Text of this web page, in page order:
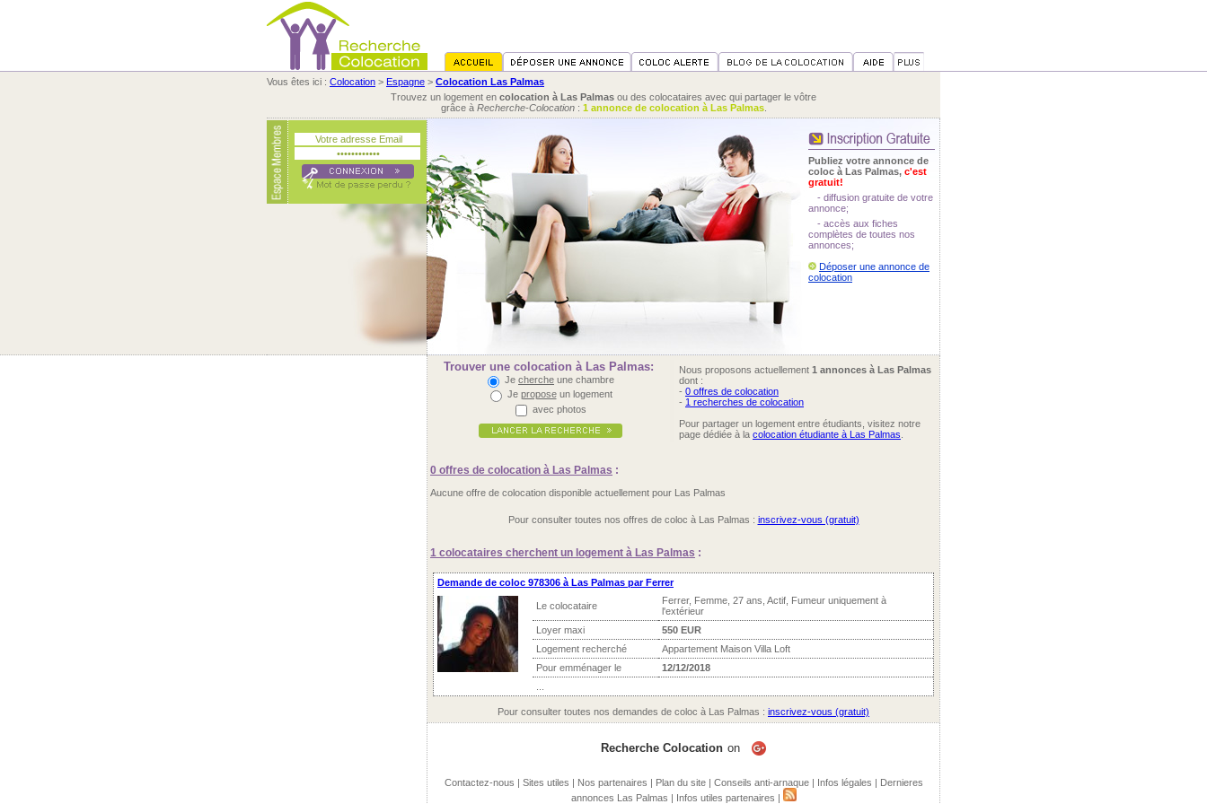
Vous êtes ici : Colocation > Espagne > Colocation Las Palmas
Trouvez un logement en colocation à Las Palmas ou des colocataires avec qui partager le vôtre
grâce à Recherche-Colocation: 1 annonce de colocation à Las Palmas.
Publiez votre annonce de
coloc à Las Palmas, c'est
gratuit!
- diffusion gratuite de votre
annonce;
- accès aux fiches
complètes de toutes nos
annonces;
Déposer une annonce de
colocation
Trouver une colocation à Las Palmas:
Je cherche une chambre
Je proposeun logement
avec photos
Nous proposons actuellement 1 annonces à Las Palmas
dont :
- 0 offres de colocation
- 1 recherches de colocation
Pour partager un logement entre étudiants, visitez notre
page dédiée à la colocation étudiante à Las Palmas
0 offres de colocation à Las Palmas :
Aucune offre de colocation disponible actuellement pour Las Palmas
Pour consulter toutes nos offres de coloc à Las Palmas : inscrivez-vous (gratuit)
1 colocataires cherchent un logement à Las Palmas :
Demande de coloc 978306 à Las Palmas par Ferrer
Le colocataire
Ferrer, Femme, 27 ans, Actif, Fumeur uniquement à
l'extérieur
Loyer maxi
550 EUR
Logement recherché
Appartement Maison Villa Loft
Pour emménager le
12/12/2018
Pour consulter toutes nos demandes de coloc à Las Palmas : inscrivez-vous (gratuit)
Recherche Colocation on
Contactez-nous | Sites utiles | Nos partenaires | Plan du site| Conseils anti-arnaque| Infos légales | Dernieres
annonces Las Palmas | Infos utiles partenaires |